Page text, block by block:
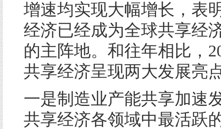
增速均实现大幅增长，表
经济已经成为全球共享经
的主阵地。和往年相比，
共享经济呈现两大发展亮
一是制造业产能共享加速
共享经济各领域中最活跃